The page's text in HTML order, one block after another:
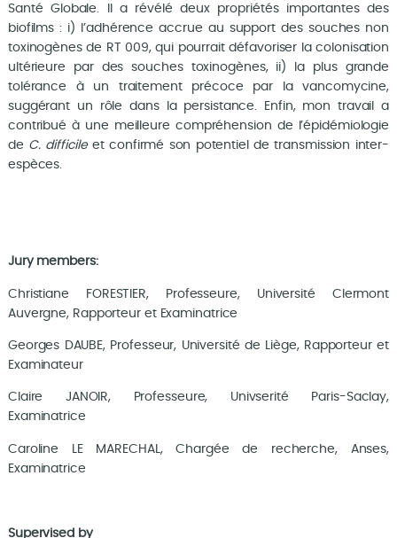
Santé Globale. Il a révélé deux propriétés importantes des
biofilms : i) l’adhérence accrue au support des souches non
toxinogènes de RT 009, qui pourrait défavoriser la colonisation
ultérieure par des souches toxinogènes, ii) la plus grande
tolérance à un traitement précoce par la vancomycine,
suggérant un rôle dans la persistance. Enfin, mon travail a
contribué à une meilleure compréhension de l’épidémiologie
de C. difficile et confirmé son potentiel de transmission inter-
espèces.
Jury members:
Christiane FORESTIER, Professeure, Université Clermont
Auvergne, Rapporteur et Examinatrice
Georges DAUBE, Professeur, Université de Liège, Rapporteur et
Examinateur
Claire JANOIR, Professeure, Univserité Paris-Saclay,
Examinatrice
Caroline LE MARECHAL, Chargée de recherche, Anses,
Examinatrice
Supervised by